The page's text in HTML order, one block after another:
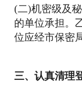
(二)机密级及
的单位承担。
位应经市保密
三、认真清理